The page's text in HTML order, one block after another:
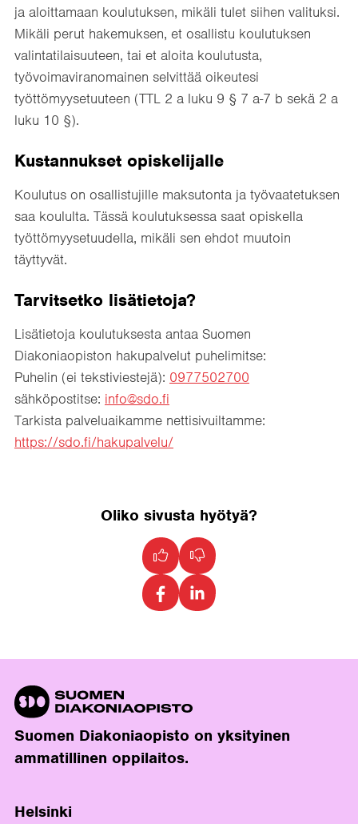
ja aloittamaan koulutuksen, mikäli tulet siihen valituksi.
Mikäli perut hakemuksen, et osallistu koulutuksen
valintatilaisuuteen, tai et aloita koulutusta,
työvoimaviranomainen selvittää oikeutesi
työttömyysetuuteen (TTL 2 a luku 9 § 7 a-7 b sekä 2 a
luku 10 §).
Kustannukset opiskelijalle
Koulutus on osallistujille maksutonta ja työvaatetuksen
saa koululta. Tässä koulutuksessa saat opiskella
työttömyysetuudella, mikäli sen ehdot muutoin
täyttyvät.
Tarvitsetko lisätietoja?
Lisätietoja koulutuksesta antaa Suomen
Diakoniaopiston hakupalvelut puhelimitse:
Puhelin (ei tekstiviestejä): 0977502700
sähköpostitse: info@sdo.fi
Tarkista palveluaikamme nettisivuiltamme:
https://sdo.fi/hakupalvelu/
Oliko sivusta hyötyä?
Suomen Diakoniaopisto on yksityinen
ammatillinen oppilaitos.
Helsinki